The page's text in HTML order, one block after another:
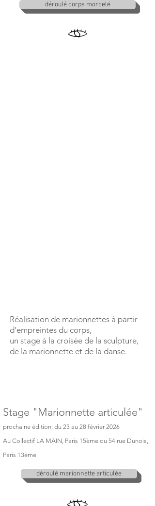
déroulé corps morcelé
Réalisation de marionnettes à partir
d’empreintes du corps,
un stage à la croisée de la sculpture,
de la marionnette et de la danse.
Stage "Marionnette articulée"
prochaine édition: du 23 au 28 février 2026
Au Collectif LA MAIN, Paris 15ème ou 54 rue Dunois,
Paris 13ème
déroulé marionnette articulée